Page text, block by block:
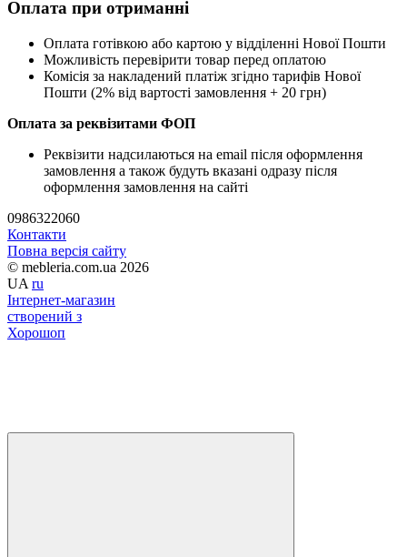
Оплата при отриманні
Оплата готівкою або картою у відділенні Нової Пошти
Можливість перевірити товар перед оплатою
Комісія за накладений платіж згідно тарифів Нової
Пошти (2% від вартості замовлення + 20 грн)
Оплата за реквізитами ФОП
Реквізити надсилаються на email після оформлення
замовлення а також будуть вказані одразу після
оформлення замовлення на сайті
0986322060
Контакти
Повна версія сайту
© mebleria.com.ua 2026
UA ru
Інтернет-магазин
створений з
Хорошоп